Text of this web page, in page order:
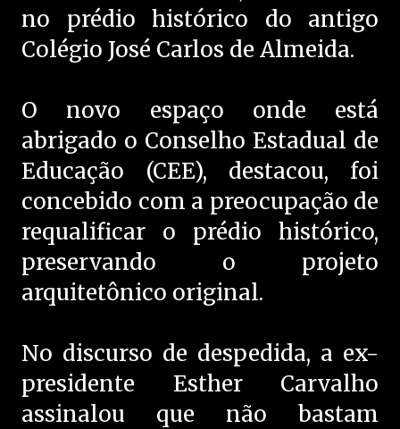
no prédio histórico do antigo
Colégio José Carlos de Almeida.
O novo espaço onde está
abrigado o Conselho Estadual de
Educação (CEE), destacou, foi
concebido com a preocupação de
requalificar o prédio histórico,
preservando o projeto
arquitetônico original.
No discurso de despedida, a ex-
presidente Esther Carvalho
assinalou que não bastam